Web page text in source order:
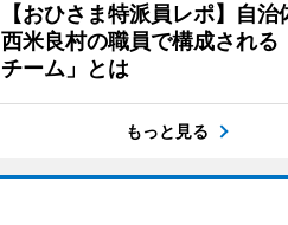
【おひさま特派員レポ】自
西米良村の職員で構成される
チーム」とは
もっと見る